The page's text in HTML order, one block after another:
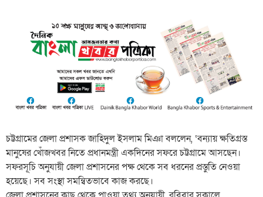
চট্টগ্রামের জেলা প্রশাসক জাহিদুল ইসলাম মিঞা বললেন, ‘বন্যায় ক্ষতিগ্রস্ত
মানুষের খোঁজখবর নিতে প্রধানমন্ত্রী একদিনের সফরে চট্টগ্রামে আসছেন।
সফরসূচি অনুযায়ী জেলা প্রশাসনের পক্ষ থেকে সব ধরনের প্রস্তুতি নেওয়া
হয়েছে। সব সংস্থা সমন্বিতভাবে কাজ করছে।